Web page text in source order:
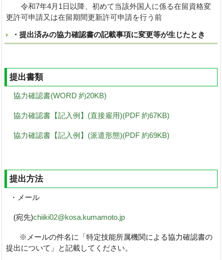
令和7年4月1日以降、初めて当該外国人に係る在留資格変
更許可申請又は在留期間更新許可申請を行う前
・提出済みの協力確認書の記載事項に変更等が生じたとき
提出書類
協力確認書(WORD 約20KB)
協力確認書【記入例】(直接雇用)(PDF 約67KB)
協力確認書【記入例】(派遣形態)(PDF 約69KB)
提出方法
・メール
(宛先)chiiki02@kosa.kumamoto.jp
※メールの件名に「特定技能所属機関による協力確認書の
提出について」と記載してください。